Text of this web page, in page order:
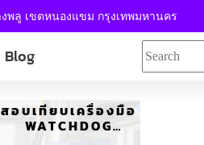
งพลู เขตหนองแขม กรุงเทพมหานคร
Blog
สอบเทียบเครื่องมือ
WATCHDOG